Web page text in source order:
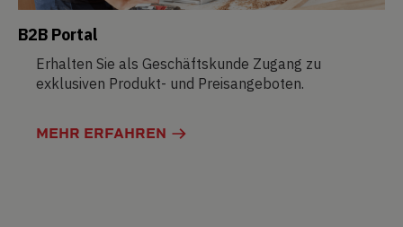
B2B Portal
Erhalten Sie als Geschäftskunde Zugang zu
exklusiven Produkt- und Preisangeboten.
MEHR ERFAHREN